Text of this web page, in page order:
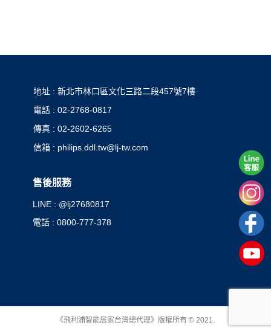
地址 : 新北市林口區文化三路二段457號7樓
電話 : 02-2768-0817
傳真 : 02-2602-6265
信箱 : philips.ddl.tw@lj-tw.com
售後服務
LINE : @lj27680817
電話 : 0800-777-378
《飛利浦智能居家台灣總代理》版權所有 © 2021.